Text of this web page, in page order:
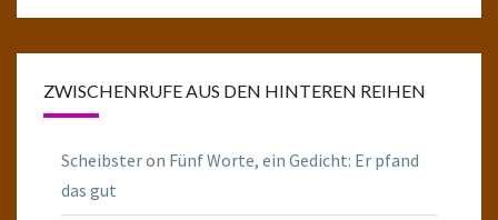
ZWISCHENRUFE AUS DEN HINTEREN REIHEN
Scheibsteron Fünf Worte, ein Gedicht: Er pfand
das gut